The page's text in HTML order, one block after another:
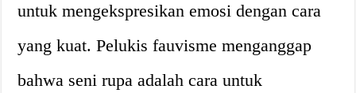
untuk mengekspresikan emosi dengan cara
yang kuat. Pelukis fauvisme menganggap
bahwa seni rupa adalah cara untuk